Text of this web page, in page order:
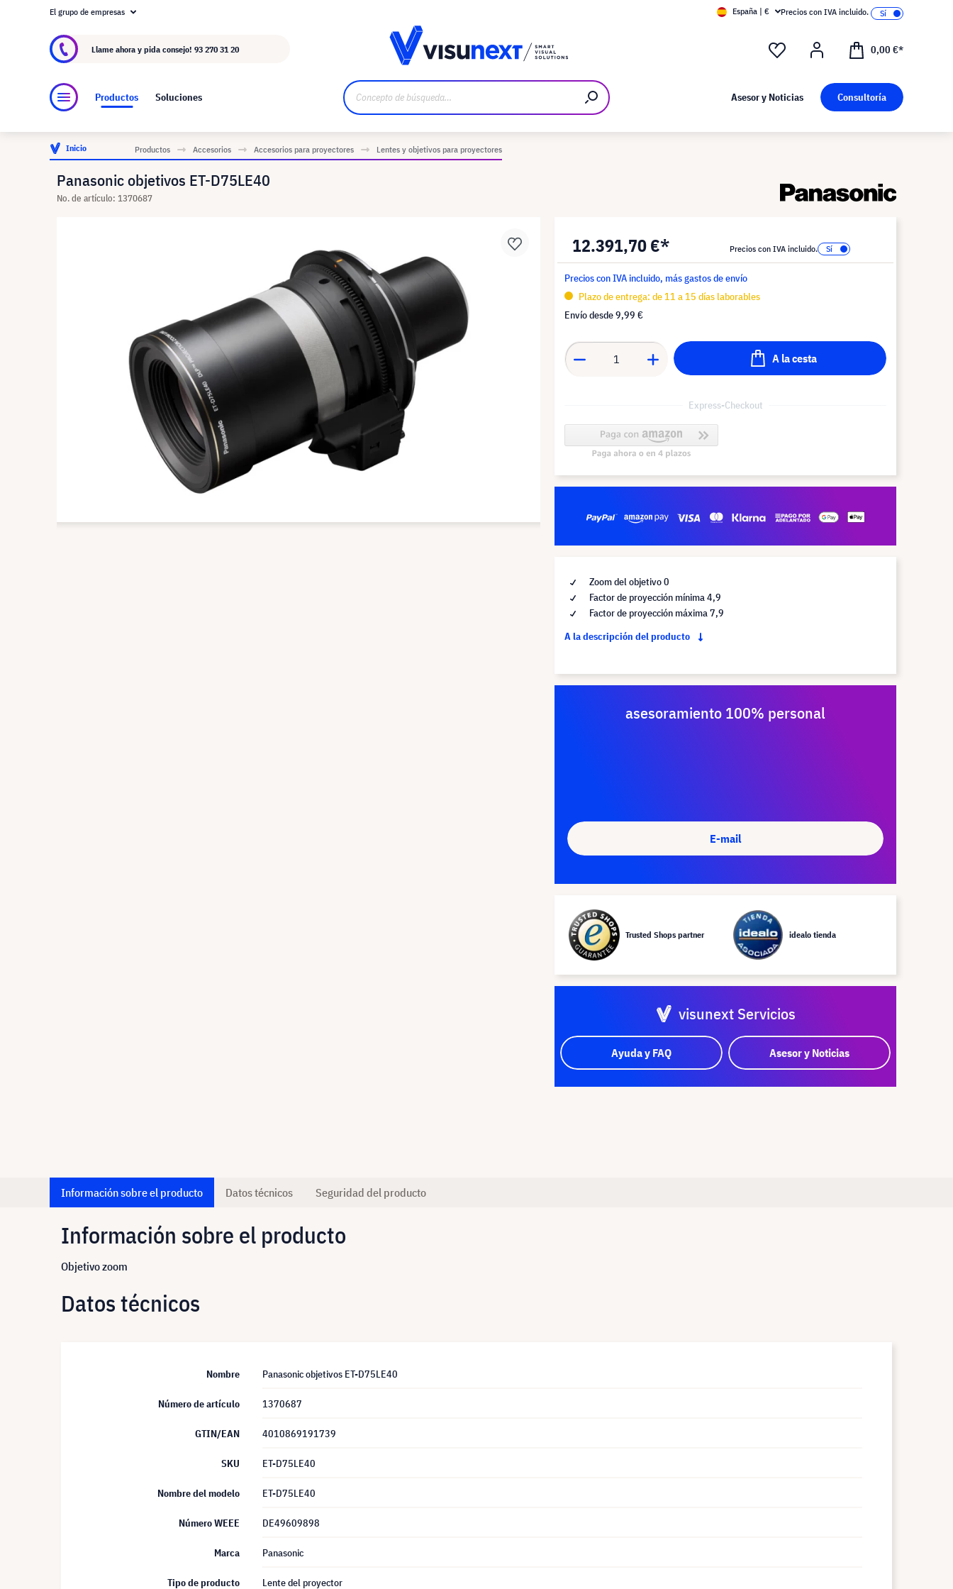
Acerca de visunext.es
El grupo de empresas España | € Precios con IVA incluido.
Llame ahora y pida consejo! 93 270 31 20 0,00 €*
Productos Soluciones Asesor y Noticias Consultoría
Inicio Productos Accesorios Accesorios para proyectores Lentes y objetivos para proyectores
Panasonic objetivos ET-D75LE40
No. de artículo: 1370687
12.391,70 €* Precios con IVA incluido.
Precios con IVA incluido, más gastos de envío
Plazo de entrega: de 11 a 15 días laborables
Envío desde9,99 €
A la cesta
Express-Checkout
Zoom del objetivo 0
Factor de proyección mínima 4,9
Factor de proyección máxima 7,9
A la descripción del producto
asesoramiento 100% personal
E-mail
Trusted Shops partner idealo tienda
visunext Servicios
Ayuda y FAQ Asesor y Noticias
Información sobre el producto Datos técnicos Seguridad del producto
Información sobre el producto
Objetivo zoom
Datos técnicos
Nombre Panasonic objetivos ET-D75LE40
Número de artículo 1370687
GTIN/EAN 4010869191739
SKU ET-D75LE40
Nombre del modelo ET-D75LE40
Número WEEE DE49609898
Marca Panasonic
Tipo de producto Lente del proyector